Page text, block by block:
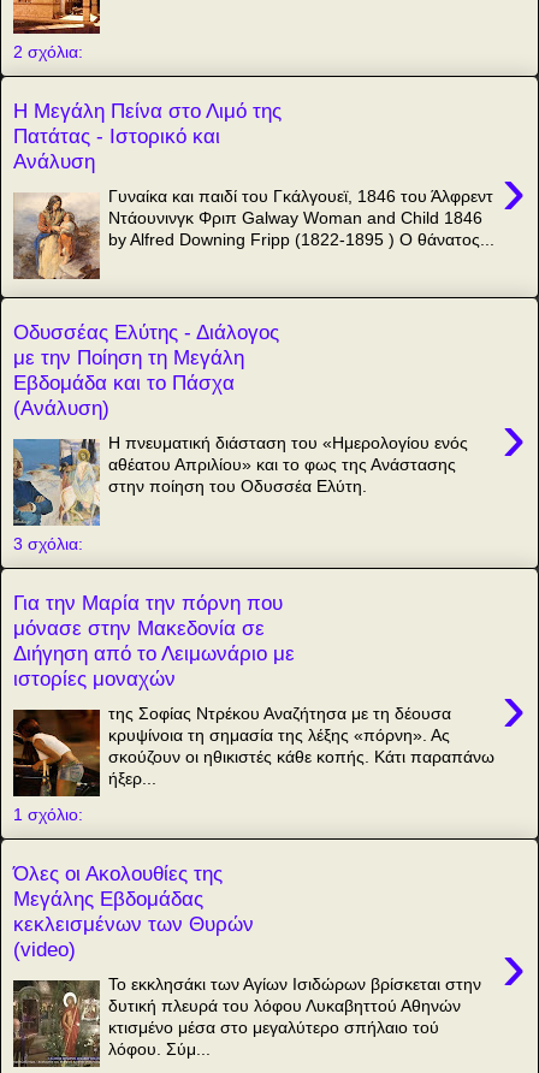
2 σχόλια:
Η Μεγάλη Πείνα στο Λιμό της
Πατάτας - Ιστορικό και
Ανάλυση
›
Γυναίκα και παιδί του Γκάλγουεϊ, 1846 του Άλφρεντ
Ντάουνινγκ Φριπ Galway Woman and Child 1846
by Alfred Downing Fripp (1822-1895 ) Ο θάνατος...
Οδυσσέας Ελύτης - Διάλογος
με την Ποίηση τη Μεγάλη
Εβδομάδα και το Πάσχα
(Ανάλυση)
›
Η πνευματική διάσταση του «Ημερολογίου ενός
αθέατου Απριλίου» και το φως της Ανάστασης
στην ποίηση του Οδυσσέα Ελύτη.
3 σχόλια:
Για την Μαρία την πόρνη που
μόνασε στην Μακεδονία σε
Διήγηση από το Λειμωνάριο με
ιστορίες μοναχών
›
της Σοφίας Ντρέκου Αναζήτησα με τη δέουσα
κρυψίνοια τη σημασία της λέξης «πόρνη». Ας
σκούζουν οι ηθικιστές κάθε κοπής. Κάτι παραπάνω
ήξερ...
1 σχόλιο:
Όλες οι Ακολουθίες της
Μεγάλης Εβδομάδας
κεκλεισμένων των Θυρών
(video)
›
Το εκκλησάκι των Αγίων Ισιδώρων βρίσκεται στην
δυτική πλευρά του λόφου Λυκαβηττού Αθηνών
κτισμένο μέσα στο μεγαλύτερο σπήλαιο τού
λόφου. Σύμ...